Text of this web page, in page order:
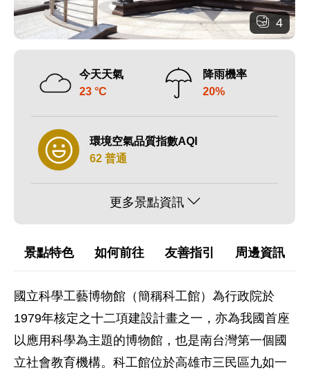
4
今天天氣
23 °C
降雨機率
20%
環境空氣品質指數AQI
62 普通
更多景點資訊
景點特色 如何前往 友善指引 周邊資訊
國立科學工藝博物館（簡稱科工館）為行政院於
1979年核定之十二項建設計畫之一，亦為我國首座
以應用科學為主題的博物館，也是南台灣第一個國
立社會教育機構。科工館位於高雄市三民區九如一